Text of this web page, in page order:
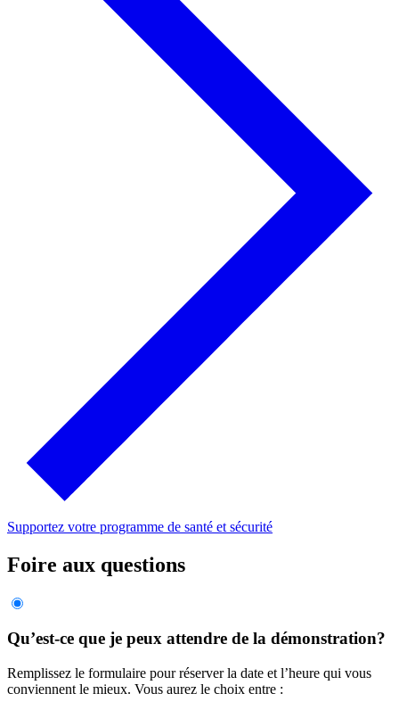
Supportez votre programme de santé et sécurité
Foire aux questions
Qu’est-ce que je peux attendre de la démonstration?
Remplissez le formulaire pour réserver la date et l’heure qui vous
conviennent le mieux. Vous aurez le choix entre :